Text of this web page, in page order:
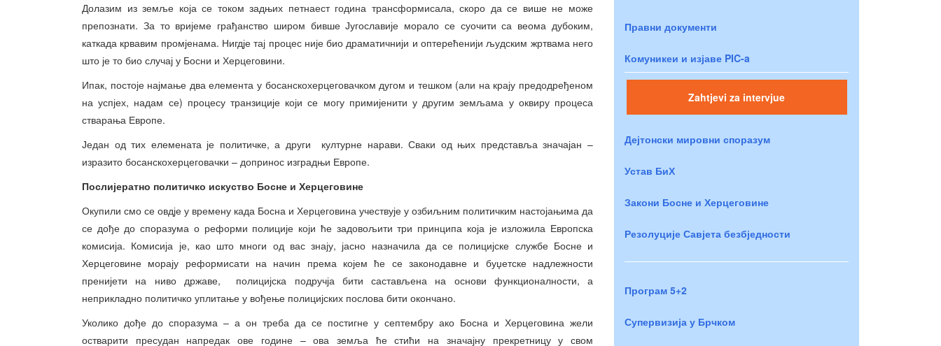
Долазим из земље која се током задњих петнаест година трансформисала, скоро да се више не може
препознати. За то вријеме грађанство широм бивше Југославије морало се суочити са веома дубоким,
каткада крвавим промјенама. Нигдје тај процес није био драматичнији и оптерећенији људским жртвама него
што је то био случај у Босни и Херцеговини.
Ипак, постоје најмање два елемента у босанскохерцеговачком дугом и тешком (али на крају предодређеном
на успјех, надам се) процесу транзиције који се могу примијенити у другим земљама у оквиру процеса
стварања Европе.
Један од тих елемената је политичке, а други културне нарави. Сваки од њих представља значајан –
изразито босанскохерцеговачки – допринос изградњи Европе.
Послијератно политичко искуство Босне и Херцеговине
Окупили смо се овдје у времену када Босна и Херцеговина учествује у озбиљним политичким настојањима да
се дође до споразума о реформи полиције који ће задовољити три принципа која је изложила Европска
комисија. Комисија је, као што многи од вас знају, јасно назначила да се полицијске службе Босне и
Херцеговине морају реформисати на начин према којем ће се законодавне и буџетске надлежности
пренијети на ниво државе, полицијска подручја бити састављена на основи функционалности, а
неприкладно политичко уплитање у вођење полицијских послова бити окончано.
Уколико дође до споразума – а он треба да се постигне у септембру ако Босна и Херцеговина жели
остварити пресудан напредак ове године – ова земља ће стићи на значајну прекретницу у свом
Правни документи
Комуникеи и изјаве PIC-a
Zahtjevi za intervjue
Дејтонски мировни споразум
Устав БиХ
Закони Босне и Херцеговине
Резолуције Савјета безбједности
Програм 5+2
Супервизија у Брчком